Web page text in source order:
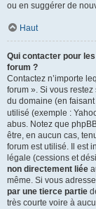
ou en suggérer de
Haut
Qui contacter pour
forum ?
Contactez n’importe
forum ». Si vous
du domaine (en faisant
utilisé (exemple :
abus. Notez que
être, en aucun cas,
forum est utilisé. Il est
légale (cessions et
non directement liée
même. Si vous
par une tierce partie
très courte voire à